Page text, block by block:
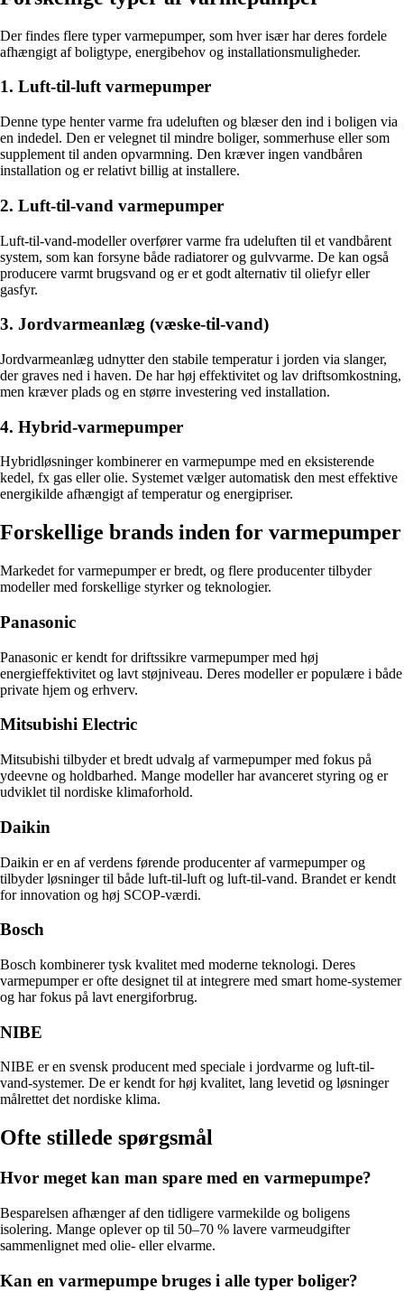
Der findes flere typer varmepumper, som hver især har deres fordele
afhængigt af boligtype, energibehov og installationsmuligheder.
1. Luft-til-luft varmepumper
Denne type henter varme fra udeluften og blæser den ind i boligen via
en indedel. Den er velegnet til mindre boliger, sommerhuse eller som
supplement til anden opvarmning. Den kræver ingen vandbåren
installation og er relativt billig at installere.
2. Luft-til-vand varmepumper
Luft-til-vand-modeller overfører varme fra udeluften til et vandbårent
system, som kan forsyne både radiatorer og gulvvarme. De kan også
producere varmt brugsvand og er et godt alternativ til oliefyr eller
gasfyr.
3. Jordvarmeanlæg (væske-til-vand)
Jordvarmeanlæg udnytter den stabile temperatur i jorden via slanger,
der graves ned i haven. De har høj effektivitet og lav driftsomkostning,
men kræver plads og en større investering ved installation.
4. Hybrid-varmepumper
Hybridløsninger kombinerer en varmepumpe med en eksisterende
kedel, fx gas eller olie. Systemet vælger automatisk den mest effektive
energikilde afhængigt af temperatur og energipriser.
Forskellige brands inden for varmepumper
Markedet for varmepumper er bredt, og flere producenter tilbyder
modeller med forskellige styrker og teknologier.
Panasonic
Panasonic er kendt for driftssikre varmepumper med høj
energieffektivitet og lavt støjniveau. Deres modeller er populære i både
private hjem og erhverv.
Mitsubishi Electric
Mitsubishi tilbyder et bredt udvalg af varmepumper med fokus på
ydeevne og holdbarhed. Mange modeller har avanceret styring og er
udviklet til nordiske klimaforhold.
Daikin
Daikin er en af verdens førende producenter af varmepumper og
tilbyder løsninger til både luft-til-luft og luft-til-vand. Brandet er kendt
for innovation og høj SCOP-værdi.
Bosch
Bosch kombinerer tysk kvalitet med moderne teknologi. Deres
varmepumper er ofte designet til at integrere med smart home-systemer
og har fokus på lavt energiforbrug.
NIBE
NIBE er en svensk producent med speciale i jordvarme og luft-til-
vand-systemer. De er kendt for høj kvalitet, lang levetid og løsninger
målrettet det nordiske klima.
Ofte stillede spørgsmål
Hvor meget kan man spare med en varmepumpe?
Besparelsen afhænger af den tidligere varmekilde og boligens
isolering. Mange oplever op til 50–70 % lavere varmeudgifter
sammenlignet med olie- eller elvarme.
Kan en varmepumpe bruges i alle typer boliger?